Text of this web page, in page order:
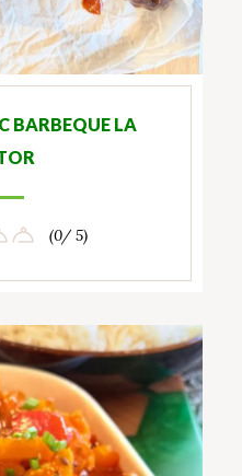
BARBEQUE LA
(0/ 5)